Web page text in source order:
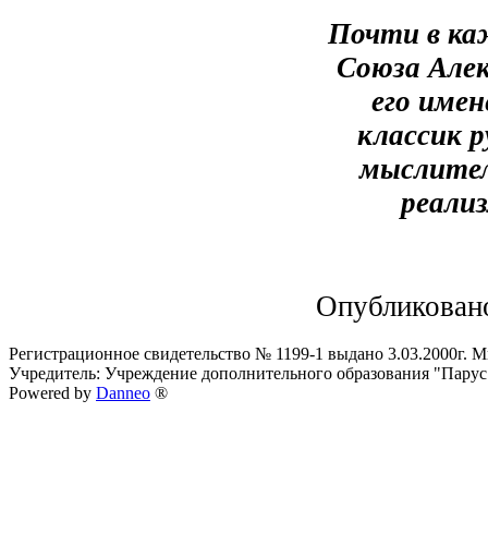
Почти в
Союза
его
классик
Регистрационное свидетельство № 1199-1 выдано 3.03.2000г.
Учредитель: Учреждение дополнительного образования
Powered by Danneo ®